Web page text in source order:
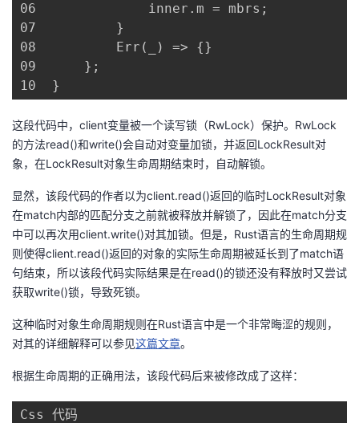
06	            inner.m = mbrs;
07	        }
08	        Err(_) => {}
09	    };
10	}
这段代码中，client变量被一个读写锁（RwLock）保护。RwLock
的方法read()和write()会自动对变量加锁，并返回LockResult对
象，在LockResult对象生命周期结束时，自动解锁。
显然，该段代码的作者以为client.read()返回的临时LockResult对象
在match内部的匹配分支之前就被释放并解锁了，因此在match分支
中可以再次用client.write()对其加锁。但是，Rust语言的生命周期规
则使得client.read()返回的对象的实际生命周期被延长到了match语
句结束，所以该段代码实际结果是在read()的锁还没有释放时又尝试
获取write()锁，导致死锁。
这种临时对象生命周期规则在Rust语言中是一个非常晦涩的规则，
对其的详细解释可以参见这篇文章。
根据生命周期的正确用法，该段代码后来被修改成了这样：
Css 代码